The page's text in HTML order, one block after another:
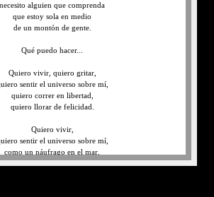
necesito alguien que comprenda
que estoy sola en medio
de un montón de gente.
Qué puedo hacer...
Quiero vivir, quiero gritar,
sentir el universo sobre mí,
quiero correr en libertad,
quiero llorar de felicidad.
Quiero vivir,
sentir el universo sobre mí,
como un náufrago en el mar,
quiero encontrar mi sitio,